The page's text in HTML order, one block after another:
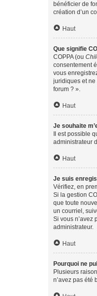
bénéficier de
création d’un
Haut
Que signifie
COPPA (ou
consentement
vous
juridiques et ne
forum ? ».
Haut
Je souhaite
Il est possible
administrateur
Haut
Je suis
Vérifiez, en
Si la gestion
que toute
un courriel,
Si vous n’avez
administrateur.
Haut
Pourquoi ne
Plusieurs
n’avez pas été